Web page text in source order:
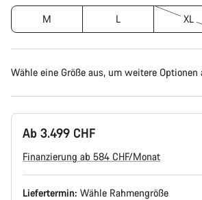
M L XL
Wähle eine Größe aus, um weitere Optionen
Ab 3.499 CHF
Finanzierung ab 584 CHF/Monat
Liefertermin: Wähle Rahmengröße